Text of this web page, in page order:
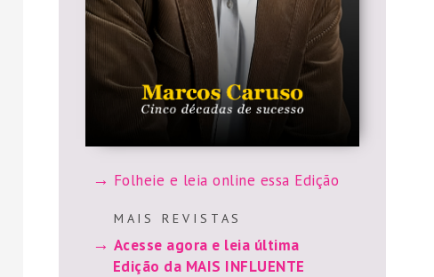
Folheie e leia online essa Edição
M A I S R E V I S T A S
Acesse agora e leia última
Edição da MAIS INFLUENTE